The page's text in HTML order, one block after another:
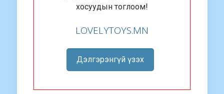
хосуудын тоглоом!
LOVELYTOYS.MN
Дэлгэрэнгүй үзэх